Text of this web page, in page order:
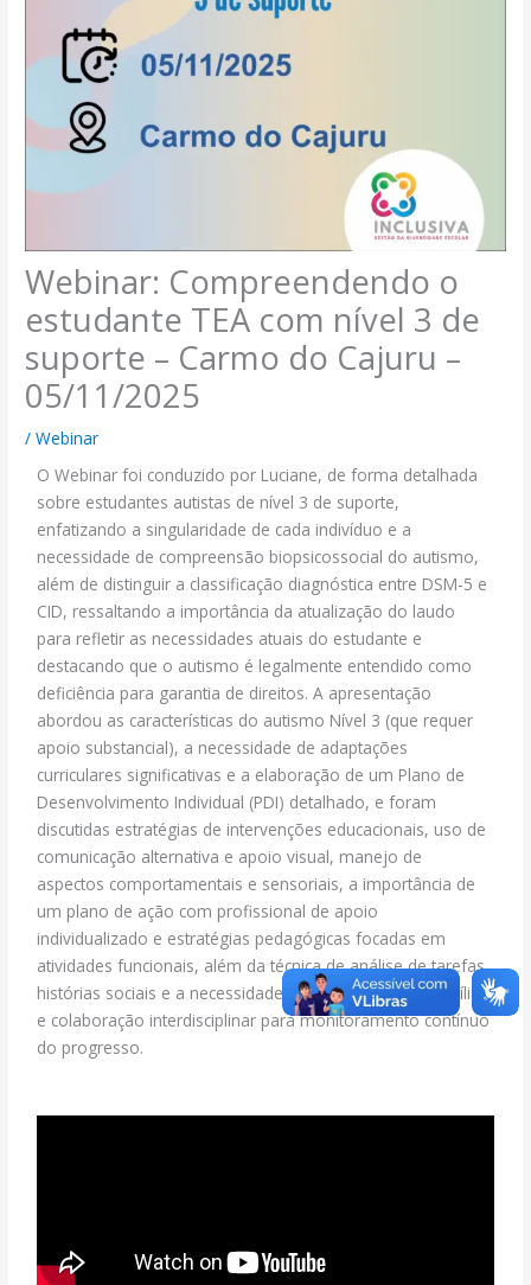
Webinar: Compreendendo o
estudante TEA com nível 3 de
suporte – Carmo do Cajuru –
05/11/2025
/Webinar
O Webinar foi conduzido por Luciane, de forma detalhada
sobre estudantes autistas de nível 3 de suporte,
enfatizando a singularidade de cada indivíduo e a
necessidade de compreensão biopsicossocial do autismo,
além de distinguir a classificação diagnóstica entre DSM-5 e
CID, ressaltando a importância da atualização do laudo
para refletir as necessidades atuais do estudante e
destacando que o autismo é legalmente entendido como
deficiência para garantia de direitos. A apresentação
abordou as características do autismo Nível 3 (que requer
apoio substancial), a necessidade de adaptações
curriculares significativas e a elaboração de um Plano de
Desenvolvimento Individual (PDI) detalhado, e foram
discutidas estratégias de intervenções educacionais, uso de
comunicação alternativa e apoio visual, manejo de
aspectos comportamentais e sensoriais, a importância de
um plano de ação com profissional de apoio
individualizado e estratégias pedagógicas focadas em
atividades funcionais, além da técnica de análise de tarefas,
histórias sociais e a necessidade de parceria com a família
e colaboração interdisciplinar para monitoramento contínuo
do progresso.